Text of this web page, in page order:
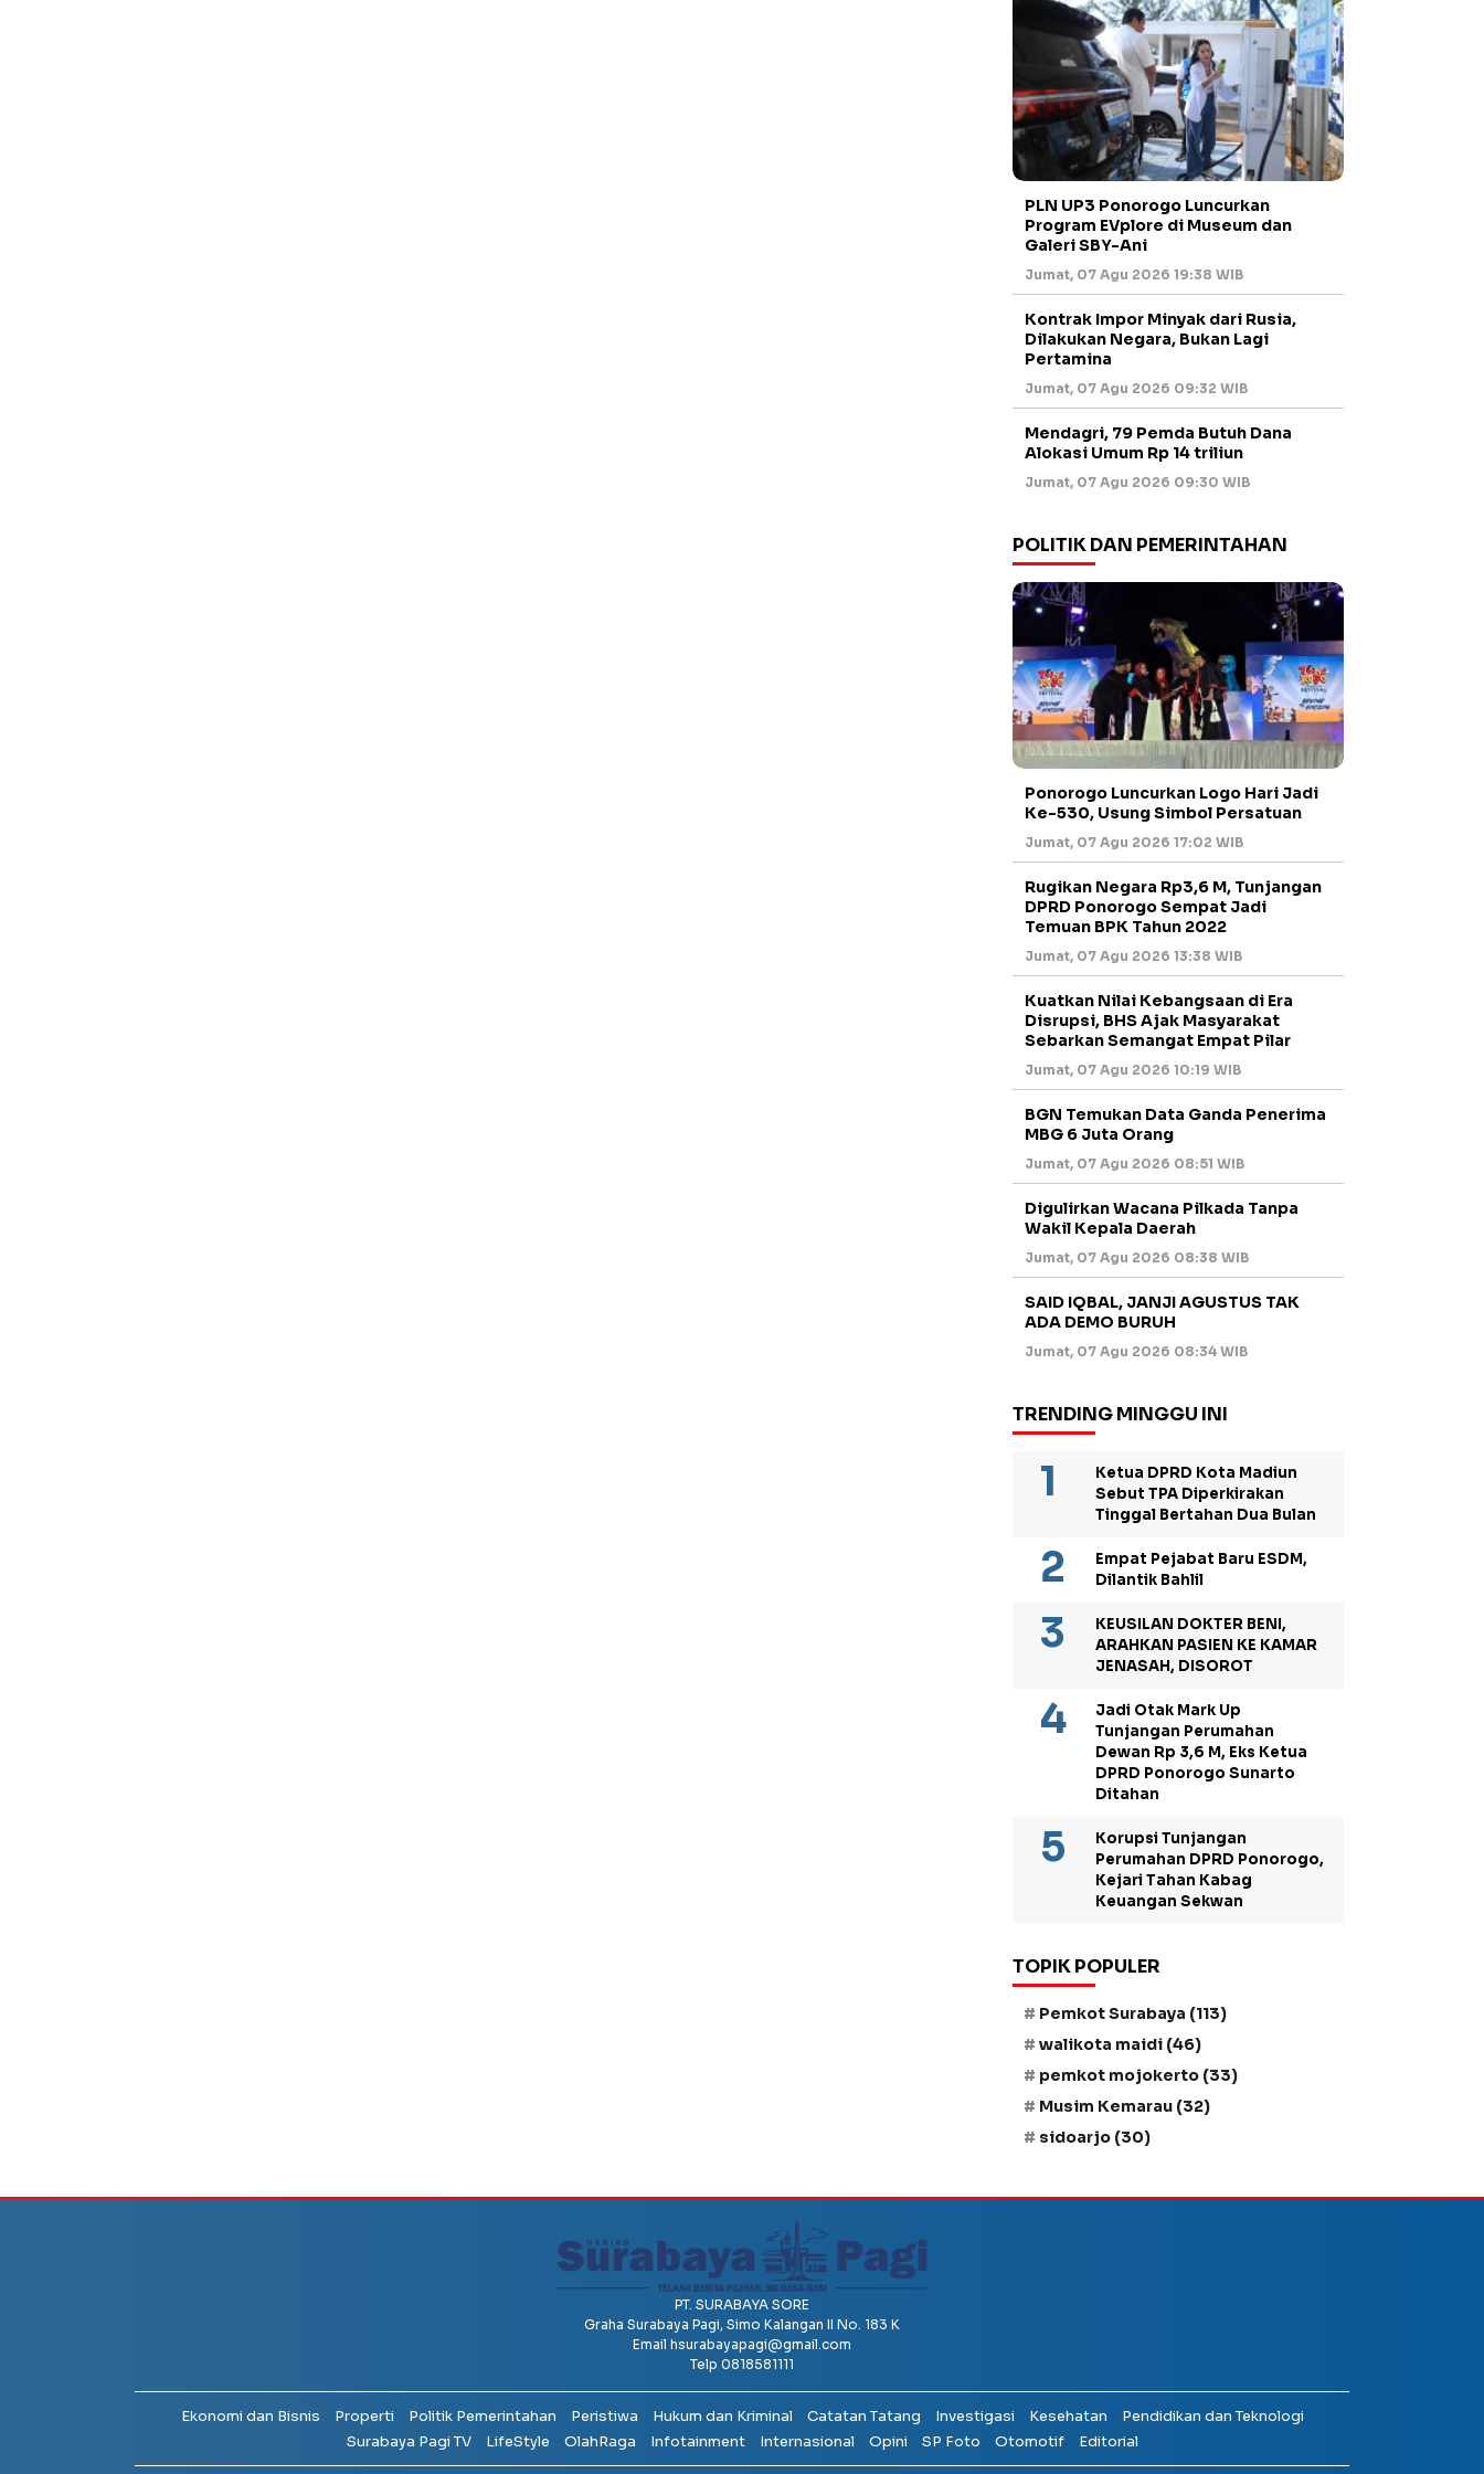
PLN UP3 Ponorogo Luncurkan
Program EVplore di Museum dan
Galeri SBY-Ani
Jumat, 07 Agu 2026 19:38 WIB
Kontrak Impor Minyak dari Rusia,
Dilakukan Negara, Bukan Lagi
Pertamina
Jumat, 07 Agu 2026 09:32 WIB
Mendagri, 79 Pemda Butuh Dana
Alokasi Umum Rp 14 triliun
Jumat, 07 Agu 2026 09:30 WIB
POLITIK DAN PEMERINTAHAN
Ponorogo Luncurkan Logo Hari Jadi
Ke-530, Usung Simbol Persatuan
Jumat, 07 Agu 2026 17:02 WIB
Rugikan Negara Rp3,6 M, Tunjangan
DPRD Ponorogo Sempat Jadi
Temuan BPK Tahun 2022
Jumat, 07 Agu 2026 13:38 WIB
Kuatkan Nilai Kebangsaan di Era
Disrupsi, BHS Ajak Masyarakat
Sebarkan Semangat Empat Pilar
Jumat, 07 Agu 2026 10:19 WIB
BGN Temukan Data Ganda Penerima
MBG 6 Juta Orang
Jumat, 07 Agu 2026 08:51 WIB
Digulirkan Wacana Pilkada Tanpa
Wakil Kepala Daerah
Jumat, 07 Agu 2026 08:38 WIB
SAID IQBAL, JANJI AGUSTUS TAK
ADA DEMO BURUH
Jumat, 07 Agu 2026 08:34 WIB
TRENDING MINGGU INI
Ketua DPRD Kota Madiun
Sebut TPA Diperkirakan
Tinggal Bertahan Dua Bulan
Empat Pejabat Baru ESDM,
Dilantik Bahlil
KEUSILAN DOKTER BENI,
ARAHKAN PASIEN KE KAMAR
JENASAH, DISOROT
Jadi Otak Mark Up
Tunjangan Perumahan
Dewan Rp 3,6 M, Eks Ketua
DPRD Ponorogo Sunarto
Ditahan
Korupsi Tunjangan
Perumahan DPRD Ponorogo,
Kejari Tahan Kabag
Keuangan Sekwan
TOPIK POPULER
Pemkot Surabaya (113)
walikota maidi (46)
pemkot mojokerto (33)
Musim Kemarau (32)
sidoarjo (30)
PT. SURABAYA SORE
Graha Surabaya Pagi, Simo Kalangan II No. 183 K
Email hsurabayapagi@gmail.com
Telp 0818581111
Ekonomi dan Bisnis Properti Politik Pemerintahan Peristiwa Hukum dan Kriminal Catatan Tatang Investigasi Kesehatan
Pendidikan dan Teknologi
Surabaya Pagi TV
LifeStyle OlahRaga Infotainment Internasional Opini SP Foto Otomotif Editorial